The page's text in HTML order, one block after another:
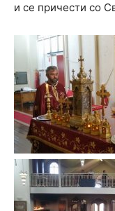
и се причести со